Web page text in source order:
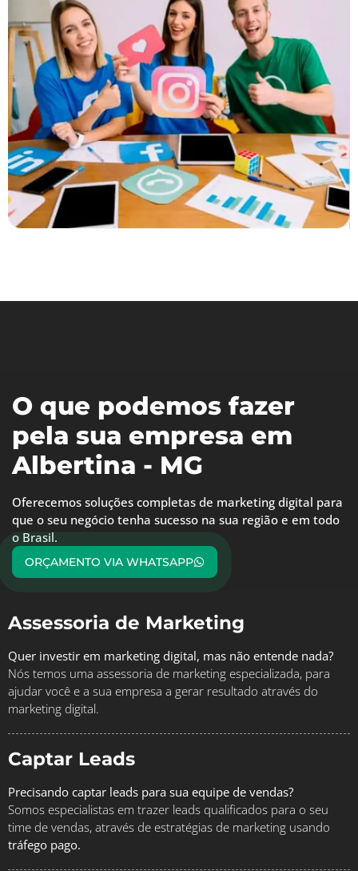
O que podemos fazer
pela sua empresa em
Albertina - MG
Oferecemos soluções completas de marketing digital para
que o seu negócio tenha sucesso na sua região e em todo
o Brasil.
ORÇAMENTO VIA WHATSAPP
Assessoria de Marketing
Quer investir em marketing digital, mas não entende nada?
Nós temos uma assessoria de marketing especializada, para
ajudar você e a sua empresa a gerar resultado através do
marketing digital.
Captar Leads
Precisando captar leads para sua equipe de vendas?
Somos especialistas em trazer leads qualificados para o seu
time de vendas, através de estratégias de marketing usando
tráfego pago.